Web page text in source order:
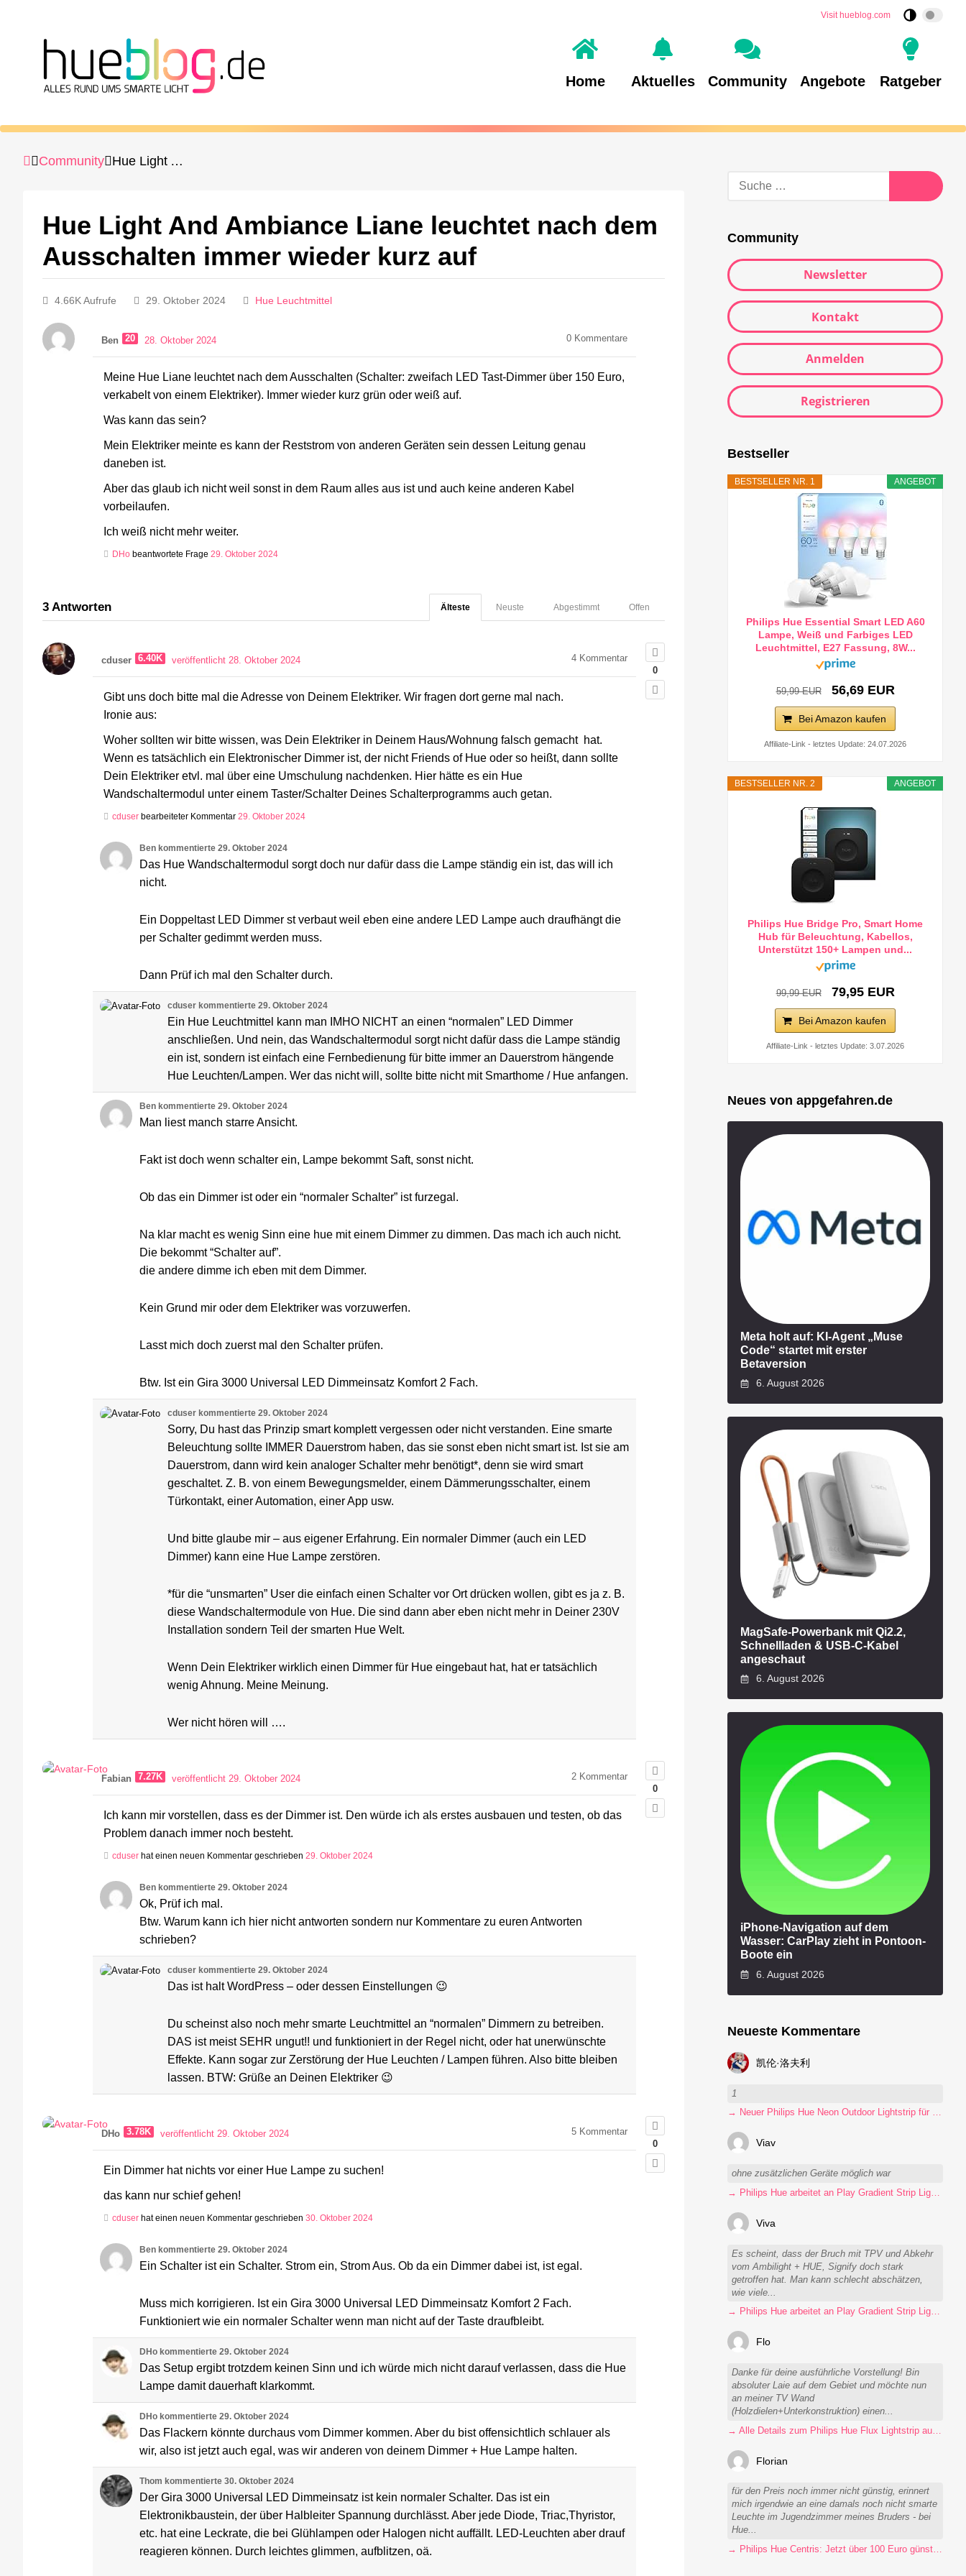
Visit hueblog.com
Home Aktuelles Community Angebote Ratgeber
Community Hue Light And Ambiance Liane leuchtet nach dem Ausschalten immer wieder kurz auf
Hue Light And Ambiance Liane leuchtet nach dem
Ausschalten immer wieder kurz auf
4.66K Aufrufe 29. Oktober 2024 Hue Leuchtmittel
Ben 20 28. Oktober 2024 0 Kommentare
Meine Hue Liane leuchtet nach dem Ausschalten (Schalter: zweifach LED Tast-Dimmer über 150 Euro,
verkabelt von einem Elektriker). Immer wieder kurz grün oder weiß auf.
Was kann das sein?
Mein Elektriker meinte es kann der Reststrom von anderen Geräten sein dessen Leitung genau
daneben ist.
Aber das glaub ich nicht weil sonst in dem Raum alles aus ist und auch keine anderen Kabel
vorbeilaufen.
Ich weiß nicht mehr weiter.
DHo beantwortete Frage 29. Oktober 2024
3 Antworten Offen
Abgestimmt
Neuste
Älteste
0
cduser 6.40K veröffentlicht 28. Oktober 2024 4 Kommentar
Gibt uns doch bitte mal die Adresse von Deinem Elektriker. Wir fragen dort gerne mal nach.
Ironie aus:
Woher sollten wir bitte wissen, was Dein Elektriker in Deinem Haus/Wohnung falsch gemacht hat.
Wenn es tatsächlich ein Elektronischer Dimmer ist, der nicht Friends of Hue oder so heißt, dann sollte
Dein Elektriker etvl. mal über eine Umschulung nachdenken. Hier hätte es ein Hue
Wandschaltermodul unter einem Taster/Schalter Deines Schalterprogramms auch getan.
cduser bearbeiteter Kommentar 29. Oktober 2024
Ben kommentierte 29. Oktober 2024
Das Hue Wandschaltermodul sorgt doch nur dafür dass die Lampe ständig ein ist, das will ich
nicht.
Ein Doppeltast LED Dimmer st verbaut weil eben eine andere LED Lampe auch draufhängt die
per Schalter gedimmt werden muss.
Dann Prüf ich mal den Schalter durch.
cduser kommentierte 29. Oktober 2024
Ein Hue Leuchtmittel kann man IMHO NICHT an einen “normalen” LED Dimmer
anschließen. Und nein, das Wandschaltermodul sorgt nicht dafür dass die Lampe ständig
ein ist, sondern ist einfach eine Fernbedienung für bitte immer an Dauerstrom hängende
Hue Leuchten/Lampen. Wer das nicht will, sollte bitte nicht mit Smarthome / Hue anfangen.
Ben kommentierte 29. Oktober 2024
Man liest manch starre Ansicht.
Fakt ist doch wenn schalter ein, Lampe bekommt Saft, sonst nicht.
Ob das ein Dimmer ist oder ein “normaler Schalter” ist furzegal.
Na klar macht es wenig Sinn eine hue mit einem Dimmer zu dimmen. Das mach ich auch nicht.
Die bekommt “Schalter auf”.
die andere dimme ich eben mit dem Dimmer.
Kein Grund mir oder dem Elektriker was vorzuwerfen.
Lasst mich doch zuerst mal den Schalter prüfen.
Btw. Ist ein Gira 3000 Universal LED Dimmeinsatz Komfort 2 Fach.
cduser kommentierte 29. Oktober 2024
Sorry, Du hast das Prinzip smart komplett vergessen oder nicht verstanden. Eine smarte
Beleuchtung sollte IMMER Dauerstrom haben, das sie sonst eben nicht smart ist. Ist sie am
Dauerstrom, dann wird kein analoger Schalter mehr benötigt*, denn sie wird smart
geschaltet. Z. B. von einem Bewegungsmelder, einem Dämmerungsschalter, einem
Türkontakt, einer Automation, einer App usw.
Und bitte glaube mir – aus eigener Erfahrung. Ein normaler Dimmer (auch ein LED
Dimmer) kann eine Hue Lampe zerstören.
*für die “unsmarten” User die einfach einen Schalter vor Ort drücken wollen, gibt es ja z. B.
diese Wandschaltermodule von Hue. Die sind dann aber eben nicht mehr in Deiner 230V
Installation sondern Teil der smarten Hue Welt.
Wenn Dein Elektriker wirklich einen Dimmer für Hue eingebaut hat, hat er tatsächlich
wenig Ahnung. Meine Meinung.
Wer nicht hören will ….
0
Fabian 7.27K veröffentlicht 29. Oktober 2024 2 Kommentar
Ich kann mir vorstellen, dass es der Dimmer ist. Den würde ich als erstes ausbauen und testen, ob das
Problem danach immer noch besteht.
cduser hat einen neuen Kommentar geschrieben 29. Oktober 2024
Ben kommentierte 29. Oktober 2024
Ok, Prüf ich mal.
Btw. Warum kann ich hier nicht antworten sondern nur Kommentare zu euren Antworten
schrieben?
cduser kommentierte 29. Oktober 2024
Das ist halt WordPress – oder dessen Einstellungen 😉
Du scheinst also noch mehr smarte Leuchtmittel an “normalen” Dimmern zu betreiben.
DAS ist meist SEHR ungut!! und funktioniert in der Regel nicht, oder hat unerwünschte
Effekte. Kann sogar zur Zerstörung der Hue Leuchten / Lampen führen. Also bitte bleiben
lassen. BTW: Grüße an Deinen Elektriker 😉
0
DHo 3.78K veröffentlicht 29. Oktober 2024 5 Kommentar
Ein Dimmer hat nichts vor einer Hue Lampe zu suchen!
das kann nur schief gehen!
cduser hat einen neuen Kommentar geschrieben 30. Oktober 2024
Ben kommentierte 29. Oktober 2024
Ein Schalter ist ein Schalter. Strom ein, Strom Aus. Ob da ein Dimmer dabei ist, ist egal.
Muss mich korrigieren. Ist ein Gira 3000 Universal LED Dimmeinsatz Komfort 2 Fach.
Funktioniert wie ein normaler Schalter wenn man nicht auf der Taste draufbleibt.
DHo kommentierte 29. Oktober 2024
Das Setup ergibt trotzdem keinen Sinn und ich würde mich nicht darauf verlassen, dass die Hue
Lampe damit dauerhaft klarkommt.
DHo kommentierte 29. Oktober 2024
Das Flackern könnte durchaus vom Dimmer kommen. Aber du bist offensichtlich schlauer als
wir, also ist jetzt auch egal, was wir anderen von deinem Dimmer + Hue Lampe halten.
Thom kommentierte 30. Oktober 2024
Der Gira 3000 Universal LED Dimmeinsatz ist kein normaler Schalter. Das ist ein
Elektronikbaustein, der über Halbleiter Spannung durchlässt. Aber jede Diode, Triac,Thyristor,
etc. hat eine Leckrate, die bei Glühlampen oder Halogen nicht auffällt. LED-Leuchten aber drauf
reagieren können. Durch leichtes glimmen, aufblitzen, oä.
Community
Newsletter
Kontakt
Anmelden
Registrieren
Bestseller
ANGEBOT
BESTSELLER NR. 1
Philips Hue Essential Smart LED A60
Lampe, Weiß und Farbiges LED
Leuchtmittel, E27 Fassung, 8W...
59,99 EUR 56,69 EUR
Bei Amazon kaufen
Affiliate-Link - letztes Update: 24.07.2026
ANGEBOT
BESTSELLER NR. 2
Philips Hue Bridge Pro, Smart Home
Hub für Beleuchtung, Kabellos,
Unterstützt 150+ Lampen und...
99,99 EUR 79,95 EUR
Bei Amazon kaufen
Affiliate-Link - letztes Update: 3.07.2026
Neues von appgefahren.de
Meta holt auf: KI-Agent „Muse
Code“ startet mit erster
Betaversion
6. August 2026
MagSafe-Powerbank mit Qi2.2,
Schnellladen & USB-C-Kabel
angeschaut
6. August 2026
iPhone-Navigation auf dem
Wasser: CarPlay zieht in Pontoon-
Boote ein
6. August 2026
Neueste Kommentare
凯伦·洛夫利
1
→ Neuer Philips Hue Neon Outdoor Lightstrip für 130 Euro
Viav
ohne zusätzlichen Geräte möglich war
→ Philips Hue arbeitet an Play Gradient Strip Light Pro
Viva
Es scheint, dass der Bruch mit TPV und Abkehr
vom Ambilight + HUE, Signify doch stark
getroffen hat. Man kann schlecht abschätzen,
wie viele...
→ Philips Hue arbeitet an Play Gradient Strip Light Pro
Flo
Danke für deine ausführliche Vorstellung! Bin
absoluter Laie auf dem Gebiet und möchte nun
an meiner TV Wand
(Holzdielen+Unterkonstruktion) einen...
Florian
für den Preis noch immer nicht günstig, erinnert
mich irgendwie an eine damals noch nicht smarte
Leuchte im Jugendzimmer meines Bruders - bei
Hue...
→ Philips Hue Centris: Jetzt über 100 Euro günstiger